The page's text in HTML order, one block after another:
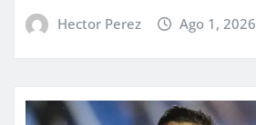
Hector Perez Ago 1, 2026